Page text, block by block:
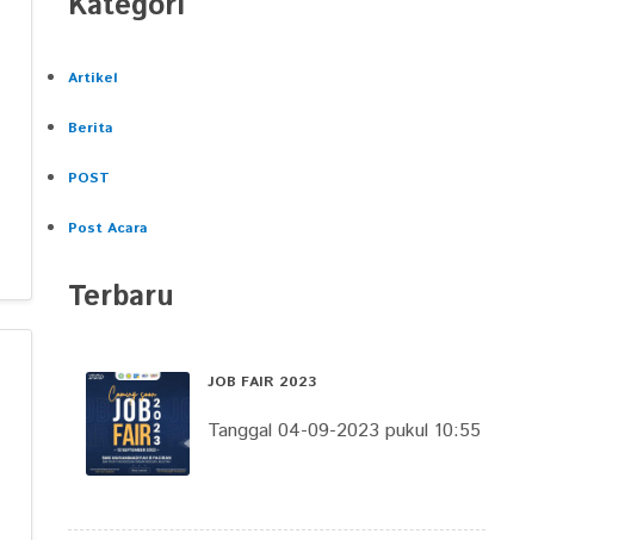
Artikel
Berita
POST
Post Acara
Terbaru
JOB FAIR 2023
Tanggal 04-09-2023 pukul 10:55